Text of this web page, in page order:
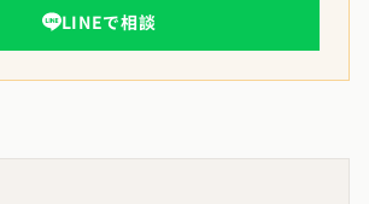
LINEで相談